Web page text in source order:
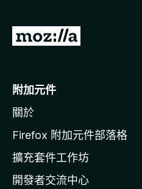
前
o
i
l
a
官
附加元件
關於
Firefox 附加元件部落格
擴充套件工作坊
開發者交流中心